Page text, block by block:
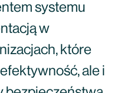
systemu
w
które
ale i